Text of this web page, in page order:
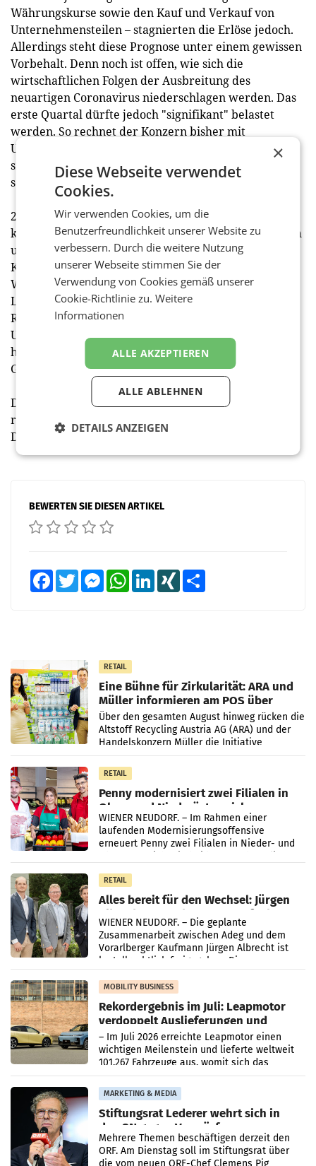
Währungskurse sowie den Kauf und Verkauf von
Unternehmensteilen – stagnierten die Erlöse jedoch.
Allerdings steht diese Prognose unter einem gewissen
Vorbehalt. Denn noch ist offen, wie sich die
wirtschaftlichen Folgen der Ausbreitung des
neuartigen Coronavirus niederschlagen werden. Das
erste Quartal dürfte jedoch "signifikant" belastet
werden. So rechnet der Konzern bisher mit
Umsatzeinbußen von etwa 100 Mio. €. Weiter wollte
sich Henkel nicht äußern, die Situation sei derzeit
schwer vorhersehbar.
2019 war ein schwaches Jahr für Henkel; die
konjunkturabhängige Klebstoffsparte leidet vor allem
unter der Schwäche der Autoindustrie. Der
Kosmetikbereich kämpft weiter mit dem hohen
Wettbewerbsdruck vor allem in Westeuropa.
Lediglich im Geschäft mit Wasch- und
Reinigungsmitteln erzielte Henkel ein organisches
Umsatzplus. Hohe Investitionen führten aber auch
hier wie bei den anderen Sparten zu einem
Gewinnrückgang.
Das Nettoergebnis sank um knapp zehn Prozent auf
rund 2,1 Mrd. €. Aktionäre sollen eine unveränderte
Dividende von 1,85 € je Vorzugsaktie erhalten. (red)
BEWERTEN SIE DIESEN ARTIKEL
FacebookTwitter MessengerWhatsAppLinkedInXING
RETAIL
Eine Bühne für Zirkularität: ARA und
Müller informieren am POS über
Kreislauffähigkeit
Über den gesamten August hinweg rücken die
Altstoff Recycling Austria AG (ARA) und der
Handelskonzern Müller die Initiative
„Kreislauf-Helden“ in allen österreichischen
Müller-Filialen
RETAIL
Penny modernisiert zwei Filialen in
Ober- und Niederösterreich
WIENER NEUDORF. – Im Rahmen einer
laufenden Modernisierungsoffensive
erneuert Penny zwei Filialen in Nieder- und
RETAIL
Alles bereit für den Wechsel: Jürgen
Albrecht setzt ab 1.1.2027 auf Adeg
WIENER NEUDORF. – Die geplante
Zusammenarbeit zwischen Adeg und dem
Vorarlberger Kaufmann Jürgen Albrecht ist
kartellrechtlich freigegeben: Die
Bundeswettbewerbsbehörde und der
Bundeskartellanwalt
MOBILITY BUSINESS
Rekordergebnis im Juli: Leapmotor
verdoppelt Auslieferungen und
überschreitet die 100.000er-Marke
– Im Juli 2026 erreichte Leapmotor einen
wichtigen Meilenstein und lieferte weltweit
101.267 Fahrzeuge aus, womit sich das
Ergebnis gegenüber Juli 2025 mehr als
verdoppelte (+102
MARKETING & MEDIA
Stiftungsrat Lederer wehrt sich in
den SN gegen Vorwürfe
Mehrere Themen beschäftigen derzeit den
ORF. Am Dienstag soll im Stiftungsrat über
die vom neuen ORF-Chef Clemens Pig
×
Diese Webseite verwendet
Cookies.
Wir verwenden Cookies, um die
Benutzerfreundlichkeit unserer Website zu
verbessern. Durch die weitere Nutzung
unserer Webseite stimmen Sie der
Verwendung von Cookies gemäß unserer
Cookie-Richtlinie zu.Weitere
Informationen
ALLE AKZEPTIEREN
ALLE ABLEHNEN
DETAILS ANZEIGEN